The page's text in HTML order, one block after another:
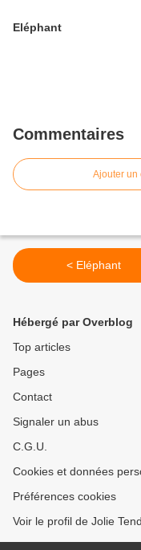
Eléphant
Commentaires
Ajouter un
< Eléphant
Hébergé par Overblog
Top articles
Pages
Contact
Signaler un abus
C.G.U.
Cookies et données
Préférences cookies
Voir le profil de Jolie